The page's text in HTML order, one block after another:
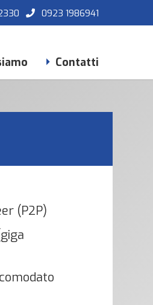
0923 1986941
Contatti
(P2P)